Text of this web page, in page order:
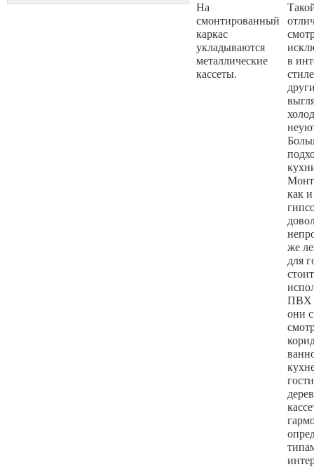
На
смонтированный
каркас
укладываются
металлические
кассеты.
в
как
же
для
стоит
ПВХ
они